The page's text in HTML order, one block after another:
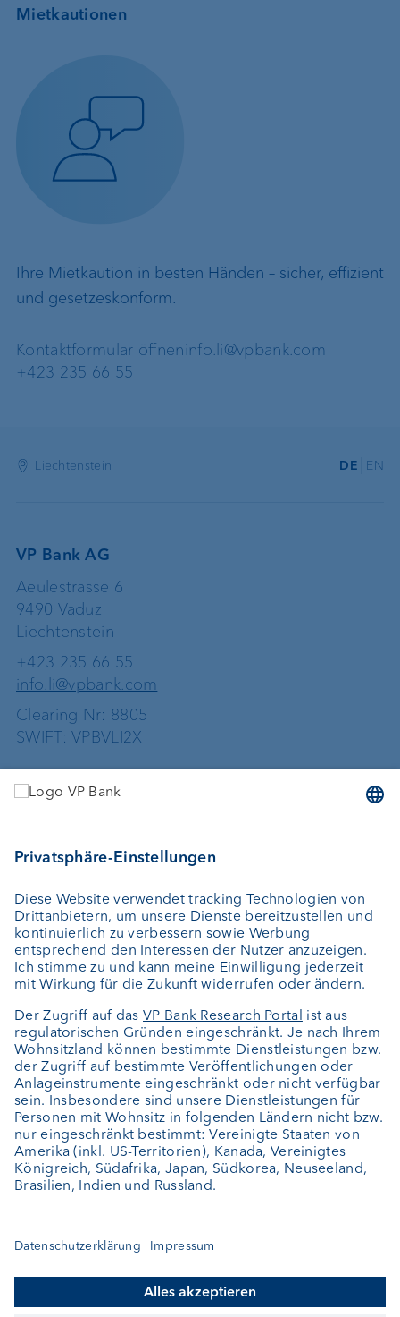
Mietkautionen
Ihre Mietkaution in besten Händen – sicher, effizient
und gesetzeskonform.
Kontaktformular öffneninfo.li@vpbank.com
+423 235 66 55
Liechtenstein DE EN
VP Bank AG
Aeulestrasse 6
9490 Vaduz
Liechtenstein
+423 235 66 55
info.li@vpbank.com
Clearing Nr: 8805
SWIFT: VPBVLI2X
Dienstleistungen
Vermögensplanung
Depotbank
Externer Vermögensverwalter
Private Label Fonds
Investment Consulting
Über uns
Portrait
Jobs
News
Kundenfeedback
Kontakt
Geschäftsbericht
Cookie-Einstellungen